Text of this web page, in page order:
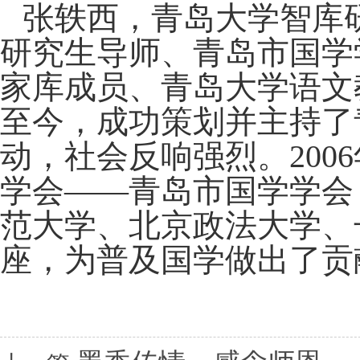
张轶西，青岛大学智库
研究生导师、青岛市国
家库成员、青岛大学语
至今，成功策划并主持
动，社会反响强烈。
学会——青岛市国学学会
范大学、北京政法大学
座，为普及国学做出了